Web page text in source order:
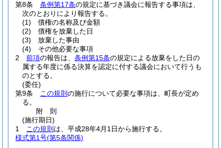
第8条
条例第17条の規定に基づき議会に報告する事項は、
次のとおりにより報告する。
(1)
債権の名称及び金額
(2)
債権を放棄した日
(3)
放棄した事由
(4)
その他必要な事項
2
前項の報告は、 条例第15条の規定による放棄をした日の
属する年度に係る決算を認定に付する議会において行うも
のとする。
(委任)
第9条
この規則 の施行について必要な事項は、町長が定め
る。
附 則
(施行期日)
1
この規則 は、平成28年4月1日から施行する。
様式第1号(第5条関係)